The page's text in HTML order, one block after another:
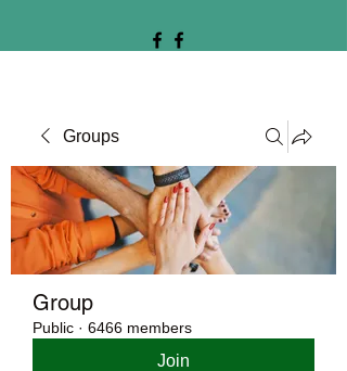
Groups
Group
Public · 6466 members
Join